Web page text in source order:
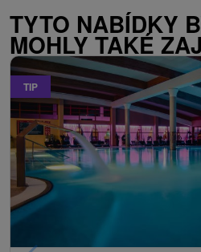
TYTO NABÍDKY
MOHLY TAKÉ
TIP